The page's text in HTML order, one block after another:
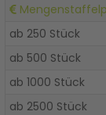
ab 250 Stück
ab 500 Stück
ab 1000 Stück
ab 2500 Stück